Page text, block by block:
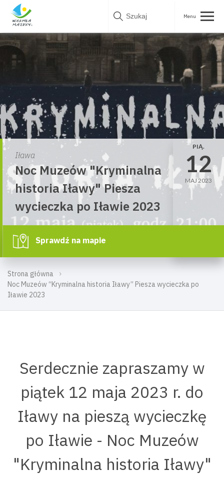
Skip
Strona główna
Noc Muzeów “Kryminalna historia Iławy” Piesza wycieczka po
Iławie 2023
Iława
Noc Muzeów "Kryminalna
historia Iławy" Piesza
wycieczka po Iławie 2023
PIĄ.
12
MAJ 2023
Sprawdź na mapie
Serdecznie zapraszamy w
piątek 12 maja 2023 r. do
Iławy na pieszą wycieczkę
po Iławie - Noc Muzeów
"Kryminalna historia Iławy"